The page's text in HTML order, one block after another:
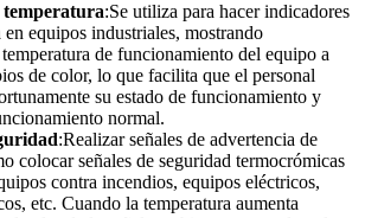
:Se utiliza para hacer indicadores
en equipos industriales, mostrando
de funcionamiento del equipo a
de color, lo que facilita que el personal
su estado de funcionamiento y
normal.
:Realizar señales de advertencia de
colocar señales de seguridad termocrómicas
contra incendios, equipos eléctricos,
etc. Cuando la temperatura aumenta